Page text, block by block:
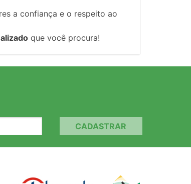
a confiança e o respeito ao
que você procura!
CADASTRAR